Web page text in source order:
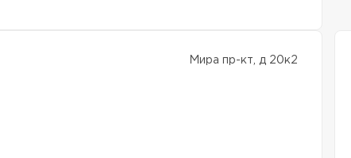
Мира пр-кт, д 20к2